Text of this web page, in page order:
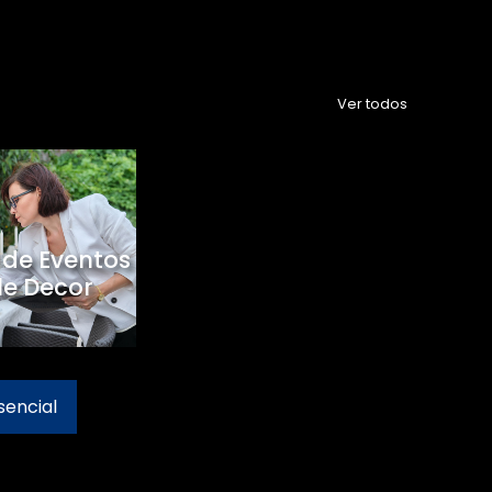
Ver todos
Eventos
Decor